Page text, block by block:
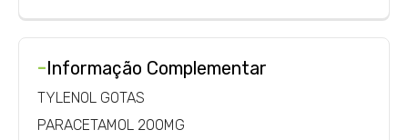
-Informação Complementar
TYLENOL GOTAS
PARACETAMOL 200MG